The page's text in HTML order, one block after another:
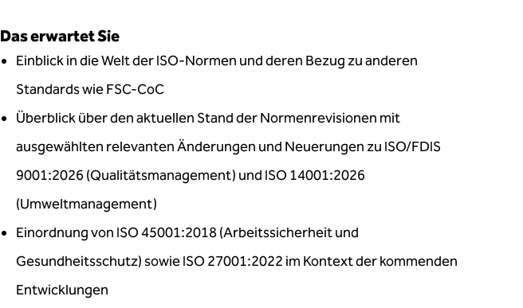
Das erwartet Sie
Einblick in die Welt der ISO-Normen und deren Bezug zu anderen
Standards wie FSC-CoC
Überblick über den aktuellen Stand der Normenrevisionen mit
ausgewählten relevanten Änderungen und Neuerungen zu ISO/FDIS
9001:2026 (Qualitätsmanagement) und ISO 14001:2026
(Umweltmanagement)
Einordnung von ISO 45001:2018 (Arbeitssicherheit und
Gesundheitsschutz) sowie ISO 27001:2022 im Kontext der kommenden
Entwicklungen